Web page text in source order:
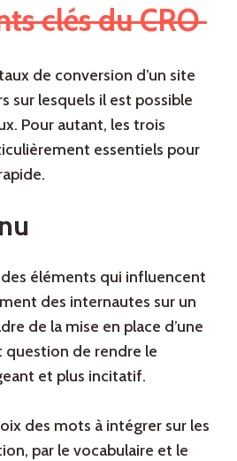
clés du CRO
de conversion d’un site
sur lesquels il est possible
Pour autant, les trois
essentiels pour
des éléments qui influencent
des internautes sur un
de la mise en place d’une
question de rendre le
et plus incitatif.
des mots à intégrer sur les
par le vocabulaire et le